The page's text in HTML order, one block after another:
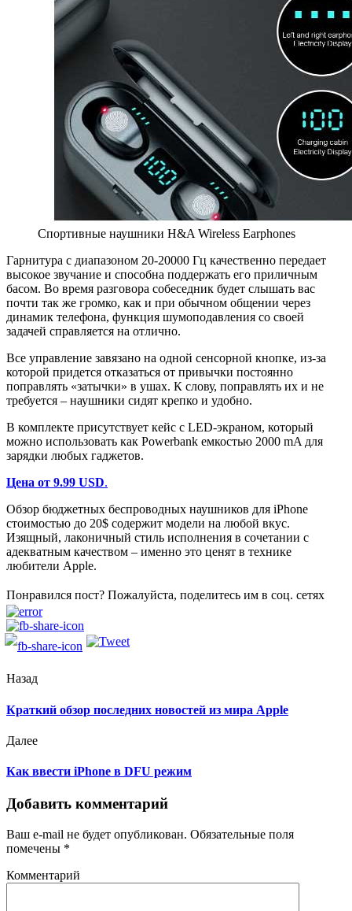
Спортивные наушники H&A Wireless Earphones
Гарнитура с диапазоном 20-20000 Гц качественно передает
высокое звучание и способна поддержать его приличным
басом. Во время разговора собеседник будет слышать вас
почти так же громко, как и при обычном общении через
динамик телефона, функция шумоподавления со своей
задачей справляется на отлично.
Все управление завязано на одной сенсорной кнопке, из-за
которой придется отказаться от привычки постоянно
поправлять «затычки» в ушах. К слову, поправлять их и не
требуется – наушники сидят крепко и удобно.
В комплекте присутствует кейс с LED-экраном, который
можно использовать как Powerbank емкостью 2000 mA для
зарядки любых гаджетов.
Цена от 9.99 USD.
Обзор бюджетных беспроводных наушников для iPhone
стоимостью до 20$ содержит модели на любой вкус.
Изящный, лаконичный стиль исполнения в сочетании с
адекватным качеством – именно это ценят в технике
любители Apple.
Понравился пост? Пожалуйста, поделитесь им в соц. сетях
Назад
Краткий обзор последних новостей из мира Apple
Далее
Как ввести iPhone в DFU режим
Добавить комментарий
Ваш e-mail не будет опубликован. Обязательные поля
помечены *
Комментарий